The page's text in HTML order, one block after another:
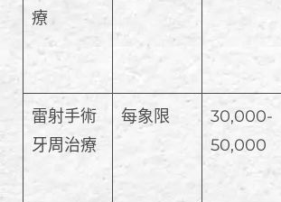
療
雷射手術
牙周治療
每象限
30,000-
50,000